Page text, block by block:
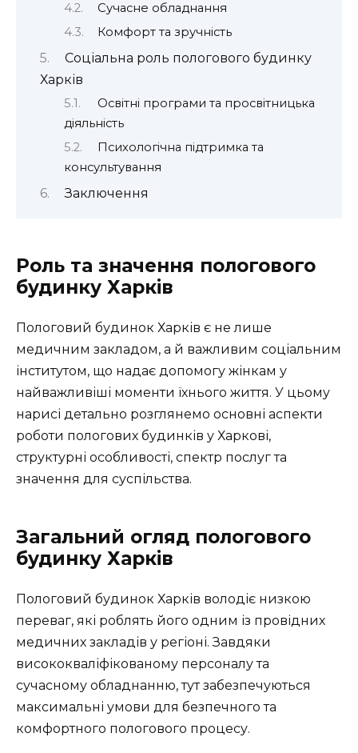
Сучасне обладнання
Комфорт та зручність
Соціальна роль пологового будинку
Харків
Освітні програми та просвітницька
діяльність
Психологічна підтримка та
консультування
Заключення
Роль та значення пологового
будинку Харків
Пологовий будинок Харків є не лише
медичним закладом, а й важливим соціальним
інститутом, що надає допомогу жінкам у
найважливіші моменти їхнього життя. У цьому
нарисі детально розглянемо основні аспекти
роботи пологових будинків у Харкові,
структурні особливості, спектр послуг та
значення для суспільства.
Загальний огляд пологового
будинку Харків
Пологовий будинок Харків володіє низкою
переваг, які роблять його одним із провідних
медичних закладів у регіоні. Завдяки
висококваліфікованому персоналу та
сучасному обладнанню, тут забезпечуються
максимальні умови для безпечного та
комфортного пологового процесу.